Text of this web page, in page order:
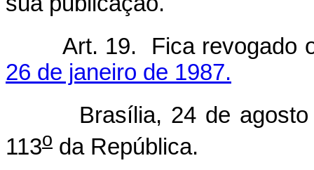
Art. 19. Fica revogado
26 de janeiro de 1987.
Brasília, 24 de agosto
113o da República.